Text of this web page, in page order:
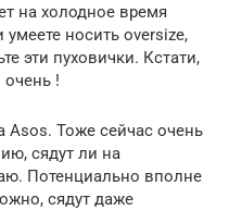
на холодное время
носить oversize,
эти пуховички. Кстати,
очень !
Тоже сейчас очень
сядут ли на
Потенциально вполне
сядут даже